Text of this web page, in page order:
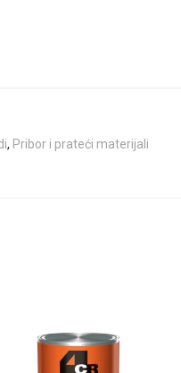
, Pribor i prateći materijali